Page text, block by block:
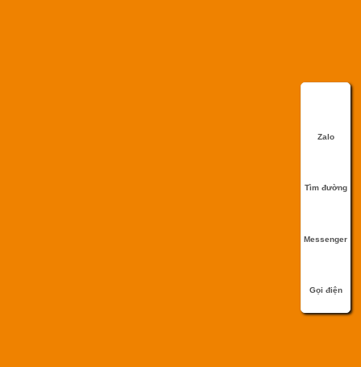
Zalo
Tìm đường
Messenger
Gọi điện